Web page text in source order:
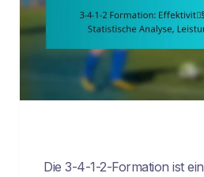
Die 3-4-1-2-Formation ist